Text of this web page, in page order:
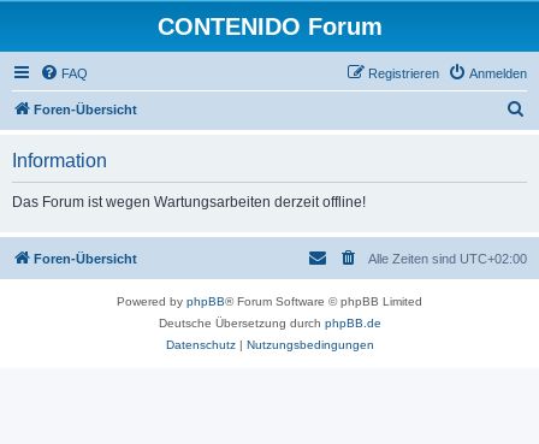
CONTENIDO Forum
FAQ Anmelden
Registrieren
Foren-Übersicht
Information
Das Forum ist wegen Wartungsarbeiten derzeit offline!
Foren-Übersicht Alle Zeiten sind UTC+02:00
Powered by phpBB® Forum Software © phpBB Limited
Deutsche Übersetzung durch phpBB.de
Datenschutz| Nutzungsbedingungen